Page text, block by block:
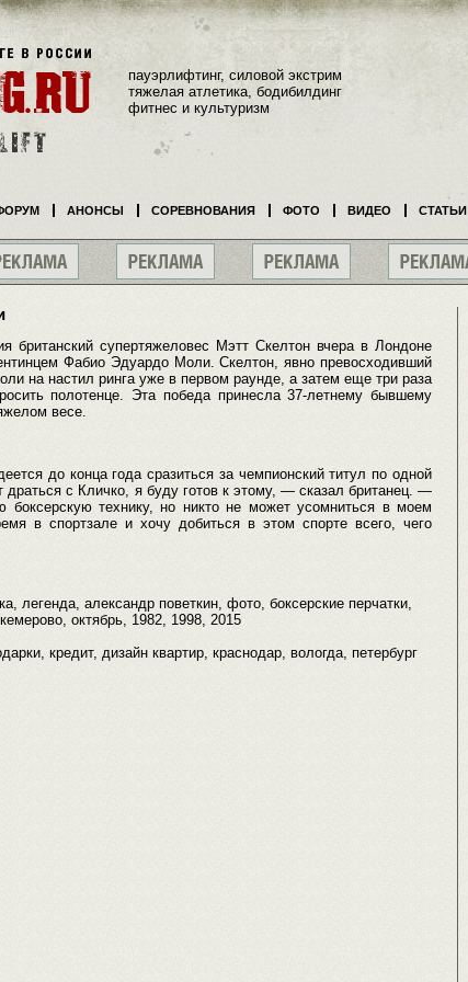
британский супертяжеловес Мэтт Скелтон вчера в Лондоне
Фабио Эдуардо Моли. Скелтон, явно превосходивший
на настил ринга уже в первом раунде, а затем еще три раза
полотенце. Эта победа принесла 37-летнему бывшему
весе.
до конца года сразиться за чемпионский титул по одной
с Кличко, я буду готов к этому, — сказал британец. —
боксерскую технику, но никто не может усомниться в моем
в спортзале и хочу добиться в этом спорте всего, чего
легенда, александр поветкин, фото, боксерские перчатки,
октябрь, 1982, 1998, 2015
кредит, дизайн квартир, краснодар, вологда, петербург
пауэрлифтинг, силовой экстрим
тяжелая атлетика, бодибилдинг
фитнес и культуризм
АНОНСЫ СОРЕВНОВАНИЯ ФОТО ВИДЕО СТАТЬИ